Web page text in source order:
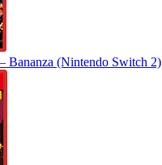
Bananza (Nintendo Switch 2)